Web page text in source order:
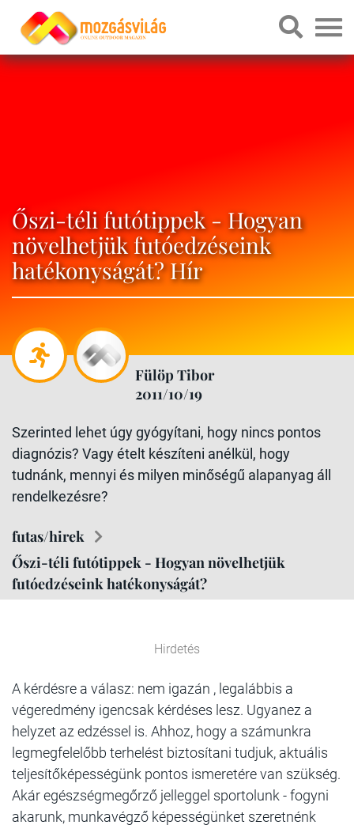
Őszi-téli futótippek - Hogyan
növelhetjük futóedzéseink
hatékonyságát? Hír
Fülöp Tibor
2011/10/19
Szerinted lehet úgy gyógyítani, hogy nincs pontos
diagnózis? Vagy ételt készíteni anélkül, hogy
tudnánk, mennyi és milyen minőségű alapanyag áll
rendelkezésre?
futas/hirek
Őszi-téli futótippek - Hogyan növelhetjük
futóedzéseink hatékonyságát?
Hirdetés
A kérdésre a válasz: nem igazán , legalábbis a
végeredmény igencsak kérdéses lesz. Ugyanez a
helyzet az edzéssel is. Ahhoz, hogy a számunkra
legmegfelelőbb terhelést biztosítani tudjuk, aktuális
teljesítőképességünk pontos ismeretére van szükség.
Akár egészségmegőrző jelleggel sportolunk - fogyni
akarunk, munkavégző képességünket szeretnénk